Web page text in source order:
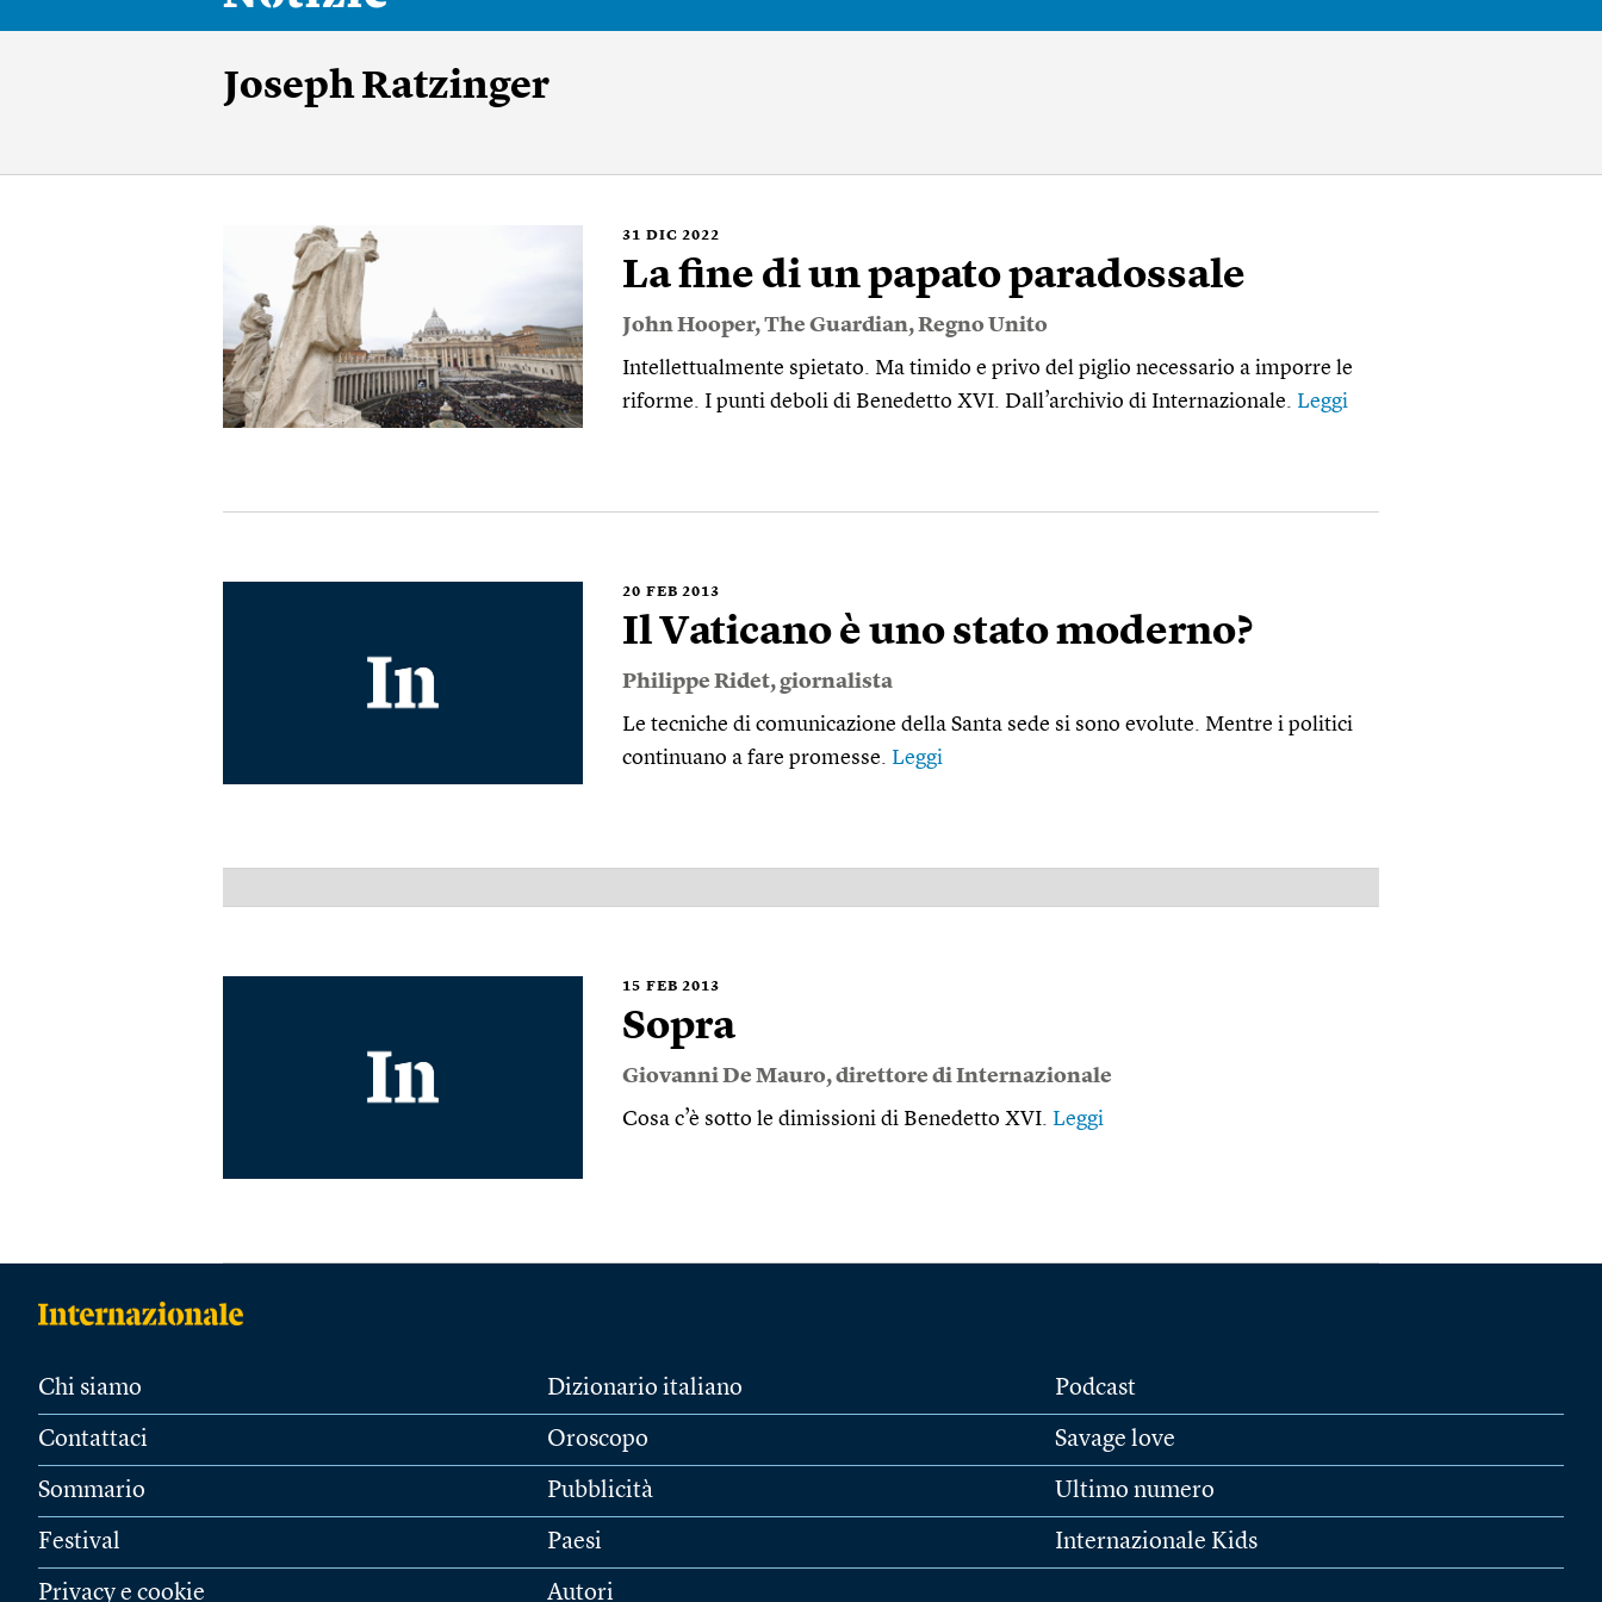
Joseph Ratzinger
31 DIC 2022
La fine di un papato paradossale
John Hooper,The Guardian,Regno Unito
Intellettualmente spietato. Ma timido e privo del piglio necessario a imporre le
riforme. I punti deboli di Benedetto XVI. Dall’archivio di Internazionale. Leggi
20 FEB 2013
Il Vaticano è uno stato moderno?
Philippe Ridet, giornalista
Le tecniche di comunicazione della Santa sede si sono evolute. Mentre i politici
continuano a fare promesse. Leggi
15 FEB 2013
Sopra
Giovanni De Mauro, direttore di Internazionale
Cosa c’è sotto le dimissioni di Benedetto XVI. Leggi
Chi siamo
Contattaci
Sommario
Festival
Privacy e cookie
Dizionario italiano
Oroscopo
Pubblicità
Paesi
Autori
Podcast
Savage love
Ultimo numero
Internazionale Kids